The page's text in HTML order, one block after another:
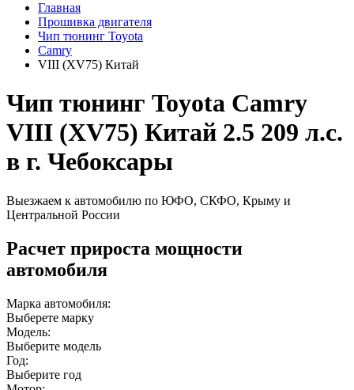
Главная
Прошивка двигателя
Чип тюнинг Toyota
Camry
VIII (XV75) Китай
Чип тюнинг Toyota Camry
VIII (XV75) Китай 2.5 209 л.с.
в г. Чебоксары
Выезжаем к автомобилю по ЮФО, СКФО, Крыму и
Центральной России
Расчет прироста мощности
автомобиля
Марка автомобиля:
Выберете марку
Модель:
Выберите модель
Год:
Выберите год